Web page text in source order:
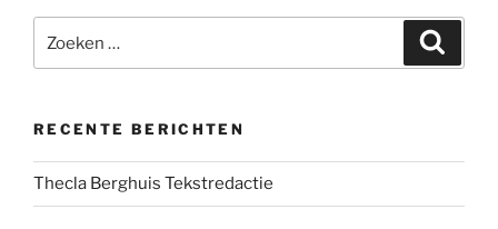
naar:
RECENTE BERICHTEN
Thecla Berghuis Tekstredactie